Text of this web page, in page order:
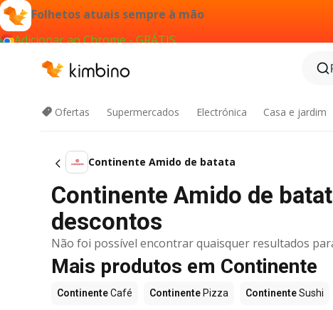
Folhetos atuais sempre à mão
Adicionar ao Chrome - GRÁTIS
Ofertas Supermercados Electrónica Casa e jardim
Continente Amido de batata
Continente Amido de
descontos
Não foi possível encontrar quaisquer resultados
Mais produtos em Continente
ContinenteCafé Continente Pizza ContinenteSushi